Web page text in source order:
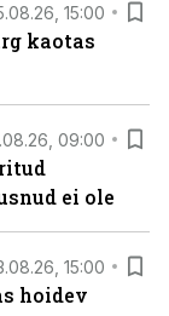
15:00
kaotas
09:00
ei ole
15:00
hoidev